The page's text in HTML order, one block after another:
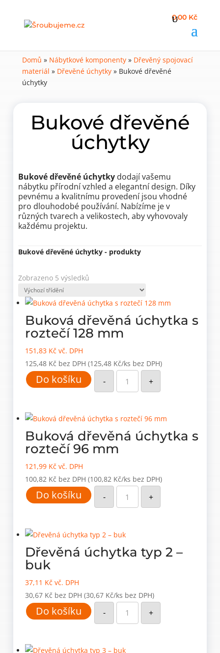
0,00 Kč
Domů » Nábytkové komponenty» Dřevěný spojovací
materiál » Dřevěné úchytky» Bukové dřevěné
úchytky
Bukové dřevěné
úchytky
Bukové dřevěné úchytky dodají vašemu
nábytku přírodní vzhled a elegantní design. Díky
pevnému a kvalitnímu provedení jsou vhodné
pro dlouhodobé používání. Nabízíme je v
různých tvarech a velikostech, aby vyhovovaly
každému projektu.
Bukové dřevěné úchytky - produkty
Zobrazeno 5 výsledků
Buková dřevěná úchytka s
roztečí 128 mm
151,83 Kč vč. DPH
125,48 Kč bez DPH (125,48 Kč/ks bez DPH)
Do košíku -
Buková
dřevěná
úchytka
s
množství
+
Buková dřevěná úchytka s
roztečí 96 mm
121,99 Kč vč. DPH
100,82 Kč bez DPH (100,82 Kč/ks bez DPH)
Do košíku -
Buková
dřevěná
úchytka
s
mm
množství
+
Dřevěná úchytka typ 2 –
buk
37,11 Kč vč. DPH
30,67 Kč bez DPH (30,67 Kč/ks bez DPH)
Do košíku -
Dřevěná
úchytka
2
množství
+